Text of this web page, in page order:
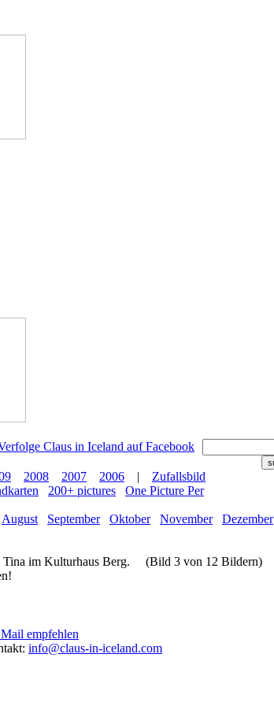
2008 2007 2006 |
Zufallsbild
200+ pictures
One Picture Per
August September Oktober November
Dezember
Tina im Kulturhaus Berg. (Bild 3 von 12 Bildern)
info@claus-in-iceland.com